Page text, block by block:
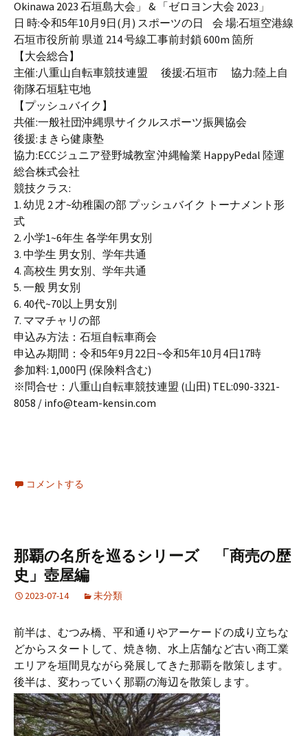
Okinawa 2023 石垣島大会」 & 「ゼロヨン大会 2023」
日 時:令和5年10月9日(月) スポーツの日 会 場:石垣空港線
石垣市役所前 県道 214 号線工事前封鎖 600m 箇所
【大会総合】
主催:八重山自転車競技連盟 後援:石垣市 協力:陸上自
衛隊石垣駐屯地
【プッシュバイク】
共催:一般社団沖縄県サイクルスポーツ振興協会
後援:まきら健康塾
協力:ECCジュニア登野城教室 沖縄輪業 HappyPedal 陸運
総合株式会社
競技クラス:
1. 幼児 2 才~幼稚園の部 プッシュバイク トーナメント形
式
2. 小学1~6年生 各学年男女別
3. 中学生 男女別、学年共通
4. 高校生 男女別、学年共通
5. 一般 男女別
6. 40代~70以上男女別
7. ママチャリの部
申込み方法：石垣自転車商会
申込み期間：令和5年9月22日~令和5年10月4日17時
参加料: 1,000円 (保険料含む)
※問合せ：八重山自転車競技連盟 (山田) TEL:090-3321-
8058 / info@team-kensin.com
コメントする
那覇の名所を巡るシリーズ 「商売の歴
史」壺屋編
2023-07-14 未分類
前半は、むつみ橋、平和通りやアーケードの成り立ちな
どからスタートして、焼き物、水上店舗など古い商工業
エリアを垣間見ながら発展してきた那覇を散策します。
後半は、変わっていく那覇の海辺を散策します。